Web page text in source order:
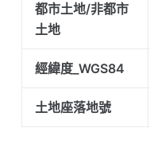
都市土地/非都市
土地
經緯度_WGS84
土地座落地號